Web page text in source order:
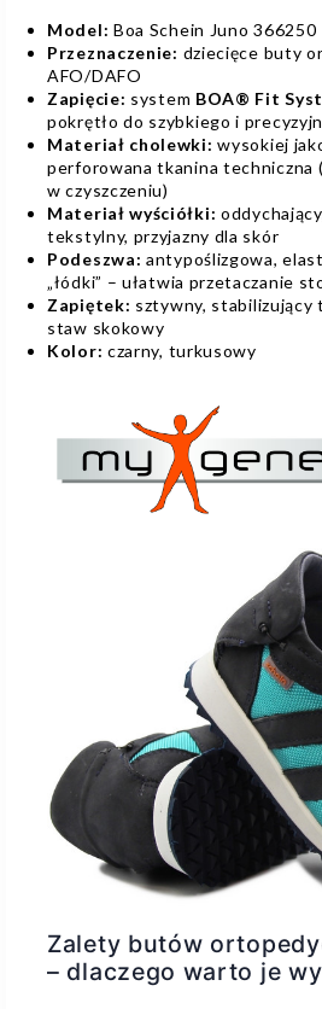
Model: Boa Schein Juno 366250
Przeznaczenie: dziecięce buty
AFO/DAFO
Zapięcie: system BOA® Fit
pokrętło do szybkiego i
Materiał cholewki: wysokiej
perforowana tkanina techniczna
w czyszczeniu)
Materiał wyściółki:
tekstylny, przyjazny dla skór
Podeszwa: antypoślizgowa,
„łódki” – ułatwia przetaczanie
Zapiętek: sztywny, stabilizujący
staw skokowy
Kolor: czarny, turkusowy
Zalety butów
– dlaczego warto je